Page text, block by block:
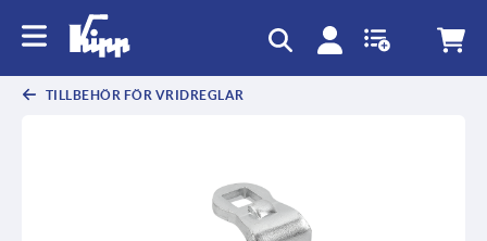
TILLBEHÖR FÖR VRIDREGLAR